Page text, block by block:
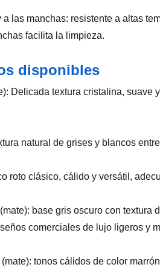
las manchas: resistente a altas
facilita la limpieza.
disponibles
Delicada textura cristalina,
natural de grises y blancos
roto clásico, cálido y versátil,
base gris oscuro con
comerciales de lujo ligeros y
tonos cálidos de color